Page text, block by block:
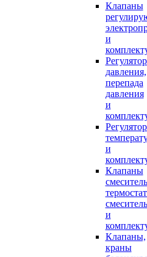
Клапаны
и
давления,
перепада
давления
и
и
Клапаны
и
Клапаны,
краны